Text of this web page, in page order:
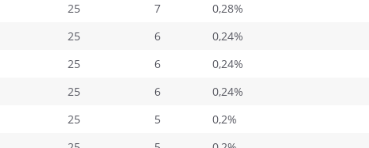
25 7
0,28%
25 6
0,24%
25 6
0,24%
25 6
0,24%
25 5
0,2%